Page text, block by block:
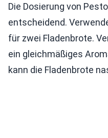
Die Dosierung von
entscheidend.
für zwei Fladenbrote.
ein gleichmäßiges
kann die Fladenbrote